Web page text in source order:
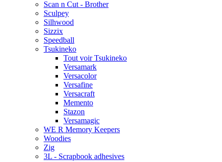
Scan n Cut - Brother
Sculpey
Silhwood
Sizzix
Speedball
Tsukineko
Tout voir Tsukineko
Versamark
Versacolor
Versafine
Versacraft
Memento
Stazon
Versamagic
WE R Memory Keepers
Woodies
Zig
3L - Scrapbook adhesives